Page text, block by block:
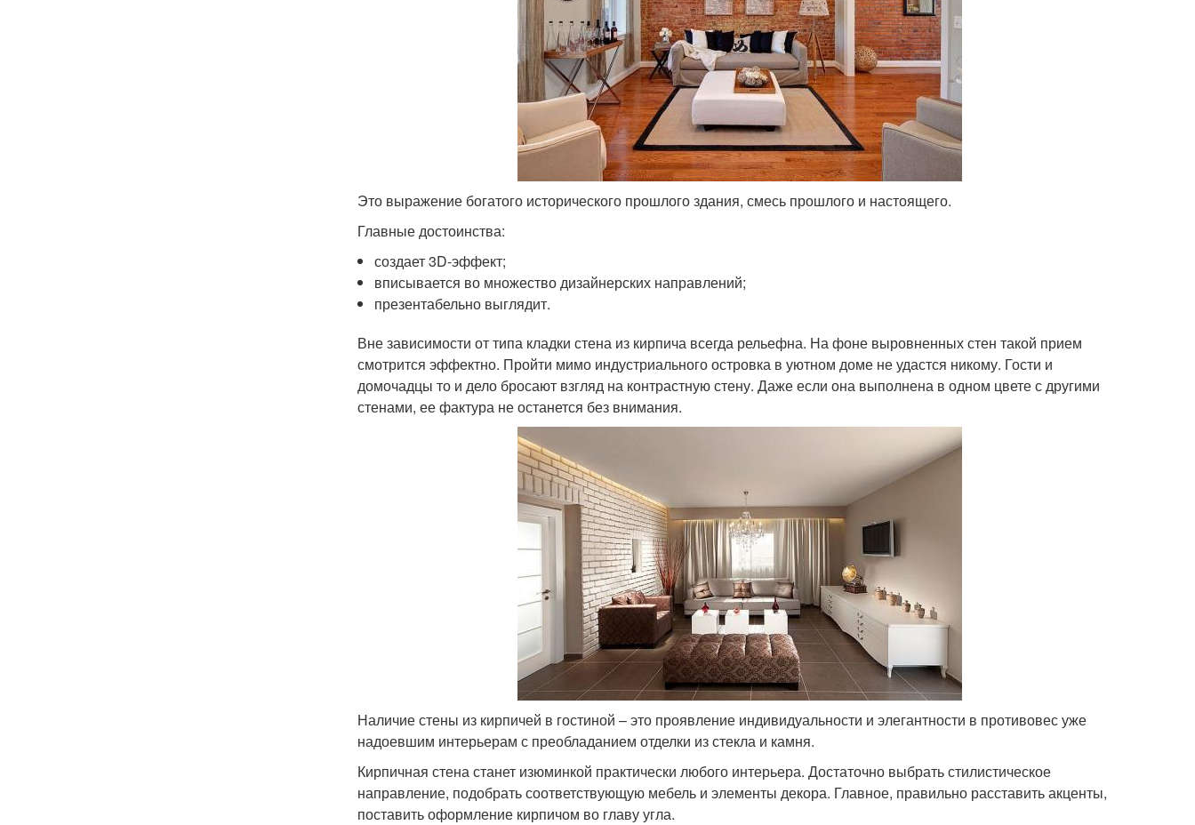
Это выражение богатого исторического прошлого здания, смесь прошлого и настоящего.
Главные достоинства:
создает 3D-эффект;
вписывается во множество дизайнерских направлений;
презентабельно выглядит.
Вне зависимости от типа кладки стена из кирпича всегда рельефна. На фоне выровненных стен такой прием
смотрится эффектно. Пройти мимо индустриального островка в уютном доме не удастся никому. Гости и
домочадцы то и дело бросают взгляд на контрастную стену. Даже если она выполнена в одном цвете с другими
стенами, ее фактура не останется без внимания.
Наличие стены из кирпичей в гостиной – это проявление индивидуальности и элегантности в противовес уже
надоевшим интерьерам с преобладанием отделки из стекла и камня.
Кирпичная стена станет изюминкой практически любого интерьера. Достаточно выбрать стилистическое
направление, подобрать соответствующую мебель и элементы декора. Главное, правильно расставить акценты,
поставить оформление кирпичом во главу угла.